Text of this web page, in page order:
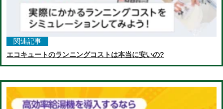
関連記事
エコキュートのランニングコストは本当に安いの?